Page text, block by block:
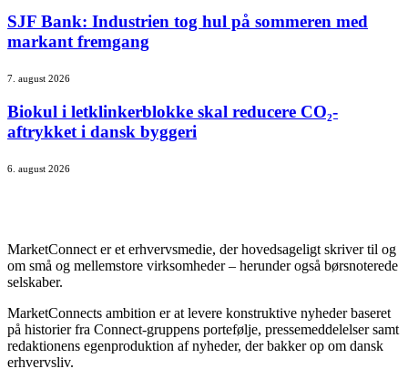
SJF Bank: Industrien tog hul på sommeren med
markant fremgang
7. august 2026
Biokul i letklinkerblokke skal reducere CO₂-
aftrykket i dansk byggeri
6. august 2026
MarketConnect er et erhvervsmedie, der hovedsageligt skriver til og
om små og mellemstore virksomheder – herunder også børsnoterede
selskaber.
MarketConnects ambition er at levere konstruktive nyheder baseret
på historier fra Connect-gruppens portefølje, pressemeddelelser samt
redaktionens egenproduktion af nyheder, der bakker op om dansk
erhvervsliv.